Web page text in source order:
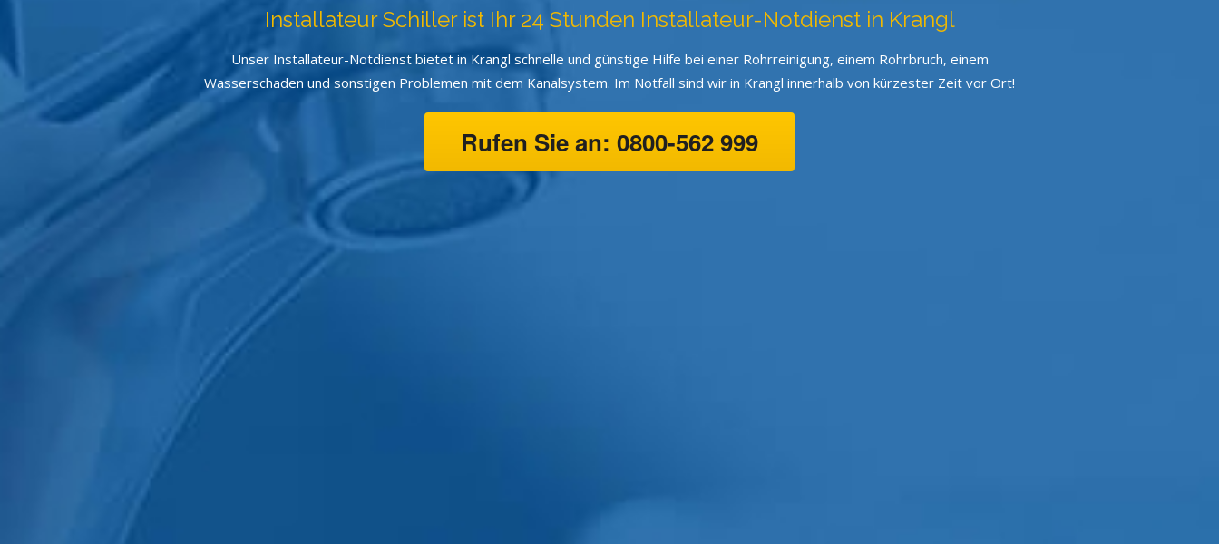
Installateur Schiller ist Ihr 24 Stunden Installateur-Notdienst in Krangl
Unser Installateur-Notdienst bietet in Krangl schnelle und günstige Hilfe bei einer Rohrreinigung, einem Rohrbruch, einem
Wasserschaden und sonstigen Problemen mit dem Kanalsystem. Im Notfall sind wir in Krangl innerhalb von kürzester Zeit vor Ort!
Rufen Sie an: 0800-562 999